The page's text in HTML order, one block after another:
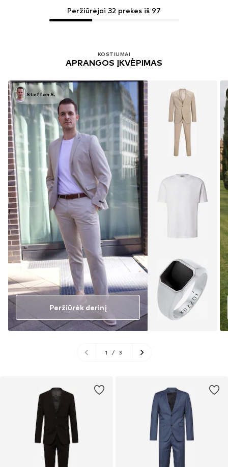
Peržiūrėjai 32 prekes iš 97
KOSTIUMAI
APRANGOS ĮKVĖPIMAS
Steffen S.
Peržiūrėk derinį
1 / 3